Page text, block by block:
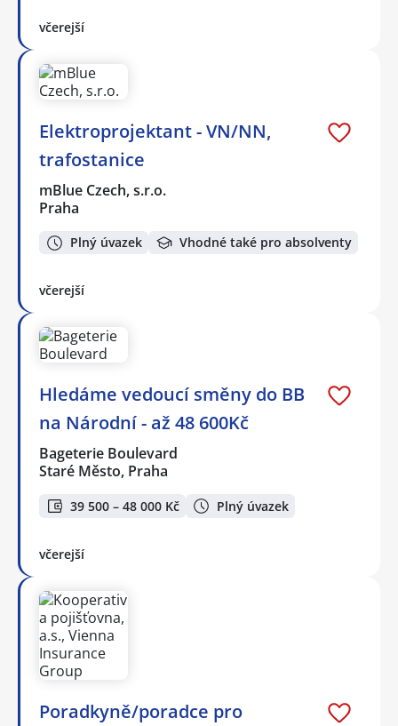
včerejší
Elektroprojektant - VN/NN,
trafostanice
mBlue Czech, s.r.o.
Praha
Plný úvazek Vhodné také pro absolventy
včerejší
Hledáme vedoucí směny do BB
na Národní - až 48 600Kč
Bageterie Boulevard
Staré Město, Praha
39 500 – 48 000 Kč Plný úvazek
včerejší
Poradkyně/poradce pro